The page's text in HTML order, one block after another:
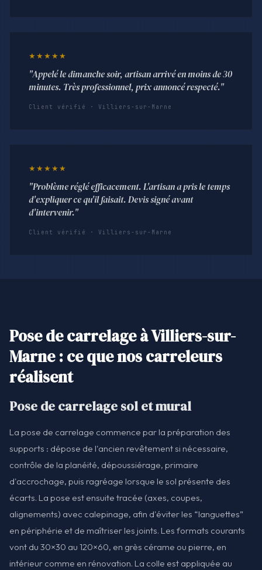
★★★★★
"Appelé le dimanche soir, artisan arrivé en moins de 30
minutes. Très professionnel, prix annoncé respecté."
Client vérifié · Villiers-sur-Marne
★★★★★
"Problème réglé efficacement. L'artisan a pris le temps
d'expliquer ce qu'il faisait. Devis signé avant
d'intervenir."
Client vérifié · Villiers-sur-Marne
Pose de carrelage à Villiers-sur-
Marne : ce que nos carreleurs
réalisent
Pose de carrelage sol et mural
La pose de carrelage commence par la préparation des
supports : dépose de l'ancien revêtement si nécessaire,
contrôle de la planéité, dépoussiérage, primaire
d'accrochage, puis ragréage lorsque le sol présente des
écarts. La pose est ensuite tracée (axes, coupes,
alignements) avec calepinage, afin d'éviter les “languettes”
en périphérie et de maîtriser les joints. Les formats courants
vont du 30×30 au 120×60, en grès cérame ou pierre, en
intérieur comme en rénovation. La colle est appliquée au